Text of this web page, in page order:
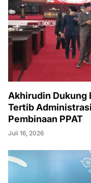
Akhirudin Dukung
Tertib
Pembinaan PPAT
Juli 16, 2026